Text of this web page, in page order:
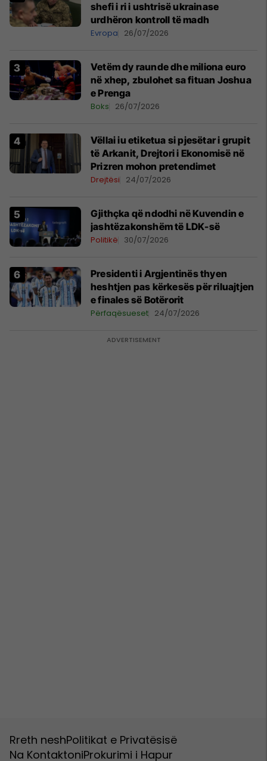
shefi i ri i ushtrisë ukrainase
urdhëron kontroll të madh
Evropa 26/07/2026
Vetëm dy raunde dhe miliona euro
në xhep, zbulohet sa fituan Joshua
e Prenga
Boks 26/07/2026
Vëllai iu etiketua si pjesëtar i grupit
të Arkanit, Drejtori i Ekonomisë në
Prizren mohon pretendimet
Drejtësi 24/07/2026
Gjithçka që ndodhi në Kuvendin e
jashtëzakonshëm të LDK-së
Politikë 30/07/2026
Presidenti i Argjentinës thyen
heshtjen pas kërkesës për riluajtjen
e finales së Botërorit
Përfaqësueset 24/07/2026
Rreth neshPolitikat e Privatësisë
Na KontaktoniProkurimi i Hapur